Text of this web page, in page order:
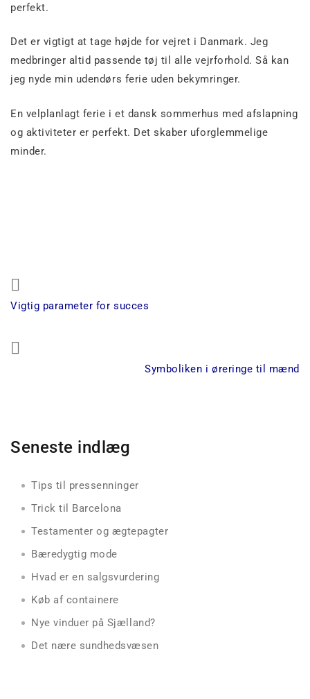
perfekt.
Det er vigtigt at tage højde for vejret i Danmark. Jeg
medbringer altid passende tøj til alle vejrforhold. Så kan
jeg nyde min udendørs ferie uden bekymringer.
En velplanlagt ferie i et dansk sommerhus med afslapning
og aktiviteter er perfekt. Det skaber uforglemmelige
minder.
Indlægsnavigation
Previous
Vigtig parameter for succes
Next
Symboliken i øreringe til mænd
Seneste indlæg
Tips til pressenninger
Trick til Barcelona
Testamenter og ægtepagter
Bæredygtig mode
Hvad er en salgsvurdering
Køb af containere
Nye vinduer på Sjælland?
Det nære sundhedsvæsen